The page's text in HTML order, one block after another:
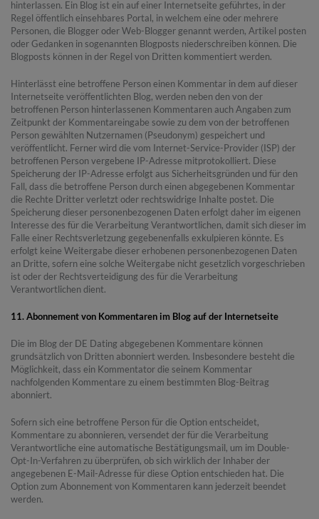
hinterlassen. Ein Blog ist ein auf einer Internetseite geführtes, in der
Regel öffentlich einsehbares Portal, in welchem eine oder mehrere
Personen, die Blogger oder Web-Blogger genannt werden, Artikel posten
oder Gedanken in sogenannten Blogposts niederschreiben können. Die
Blogposts können in der Regel von Dritten kommentiert werden.
Hinterlässt eine betroffene Person einen Kommentar in dem auf dieser
Internetseite veröffentlichten Blog, werden neben den von der
betroffenen Person hinterlassenen Kommentaren auch Angaben zum
Zeitpunkt der Kommentareingabe sowie zu dem von der betroffenen
Person gewählten Nutzernamen (Pseudonym) gespeichert und
veröffentlicht. Ferner wird die vom Internet-Service-Provider (ISP) der
betroffenen Person vergebene IP-Adresse mitprotokolliert. Diese
Speicherung der IP-Adresse erfolgt aus Sicherheitsgründen und für den
Fall, dass die betroffene Person durch einen abgegebenen Kommentar
die Rechte Dritter verletzt oder rechtswidrige Inhalte postet. Die
Speicherung dieser personenbezogenen Daten erfolgt daher im eigenen
Interesse des für die Verarbeitung Verantwortlichen, damit sich dieser im
Falle einer Rechtsverletzung gegebenenfalls exkulpieren könnte. Es
erfolgt keine Weitergabe dieser erhobenen personenbezogenen Daten
an Dritte, sofern eine solche Weitergabe nicht gesetzlich vorgeschrieben
ist oder der Rechtsverteidigung des für die Verarbeitung
Verantwortlichen dient.
11. Abonnement von Kommentaren im Blog auf der Internetseite
Die im Blog der DE Dating abgegebenen Kommentare können
grundsätzlich von Dritten abonniert werden. Insbesondere besteht die
Möglichkeit, dass ein Kommentator die seinem Kommentar
nachfolgenden Kommentare zu einem bestimmten Blog-Beitrag
abonniert.
Sofern sich eine betroffene Person für die Option entscheidet,
Kommentare zu abonnieren, versendet der für die Verarbeitung
Verantwortliche eine automatische Bestätigungsmail, um im Double-
Opt-In-Verfahren zu überprüfen, ob sich wirklich der Inhaber der
angegebenen E-Mail-Adresse für diese Option entschieden hat. Die
Option zum Abonnement von Kommentaren kann jederzeit beendet
werden.